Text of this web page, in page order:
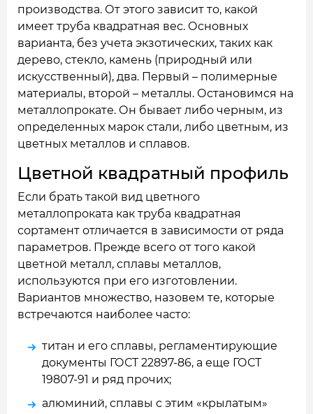
производства. От этого зависит то, какой
имеет труба квадратная вес. Основных
варианта, без учета экзотических, таких как
дерево, стекло, камень (природный или
искусственный), два. Первый – полимерные
материалы, второй – металлы. Остановимся на
металлопрокате. Он бывает либо черным, из
определенных марок стали, либо цветным, из
цветных металлов и сплавов.
Цветной квадратный профиль
Если брать такой вид цветного
металлопроката как труба квадратная
сортамент отличается в зависимости от ряда
параметров. Прежде всего от того какой
цветной металл, сплавы металлов,
используются при его изготовлении.
Вариантов множество, назовем те, которые
встречаются наиболее часто:
титан и его сплавы, регламентирующие
документы ГОСТ 22897-86, а еще ГОСТ
19807-91 и ряд прочих;
алюминий, сплавы с этим «крылатым»